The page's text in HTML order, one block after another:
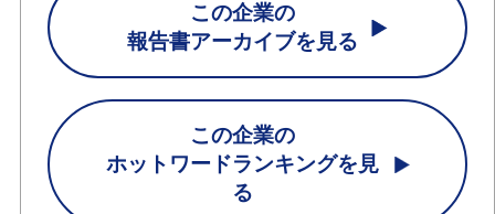
この企業の
報告書アーカイブを見る
この企業の
ホットワードランキングを見
る